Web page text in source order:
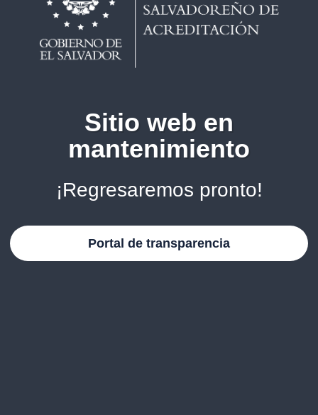
Sitio web en
mantenimiento
¡Regresaremos pronto!
Portal de transparencia